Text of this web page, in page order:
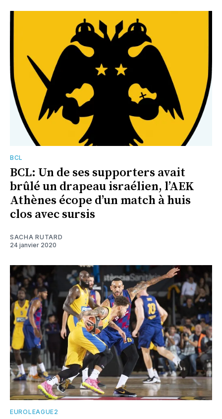
BCL
BCL: Un de ses supporters avait
brûlé un drapeau israélien, l’AEK
Athènes écope d’un match à huis
clos avec sursis
SACHA RUTARD
24 janvier 2020
EUROLEAGUE2